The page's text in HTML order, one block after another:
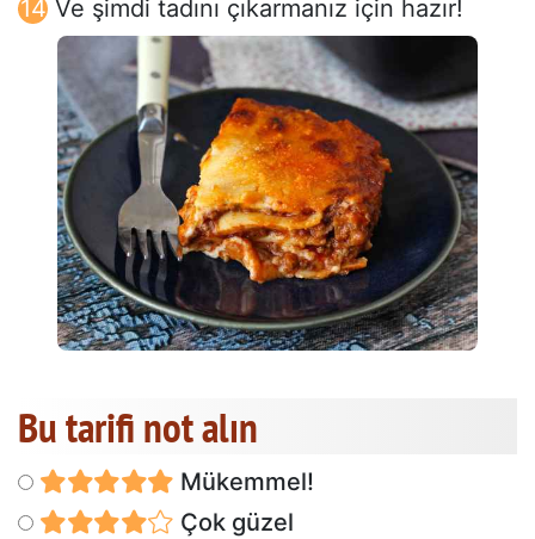
Ve şimdi tadını çıkarmanız için hazır!
Bu tarifi not alın
Mükemmel!
Çok güzel